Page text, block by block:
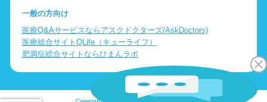
一般の方向け
医療Q&Aサービスならアスクドクターズ(AskDoctors)
医療総合サイトQLife（キューライフ）
肥満症総合サイトならひまんラボ